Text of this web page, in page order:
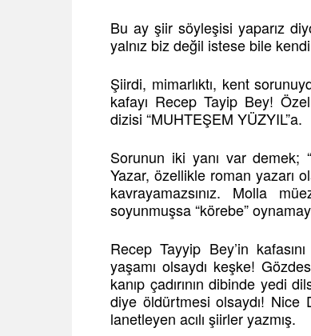
Bu ay şiir söyleşisi yaparız
yalnız biz değil istese bile
Şiirdi, mimarlıktı, kent
kafayı Recep Tayip Bey!
dizisi “MUHTEŞEM YÜZYIL”a.
Sorunun iki yanı var demek;
Yazar, özellikle roman yazarı
kavrayamazsınız. Molla
soyunmuşsa “körebe”
Recep Tayyip Bey’in
yaşamı olsaydı keşke!
kanıp çadırının dibinde yedi
diye öldürtmesi olsaydı! Nice
lanetleyen acılı şiirler yazmış.